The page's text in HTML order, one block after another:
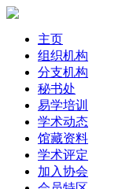
主页
组织机构
分支机构
秘书处
易学培训
学术动态
馆藏资料
学术评定
加入协会